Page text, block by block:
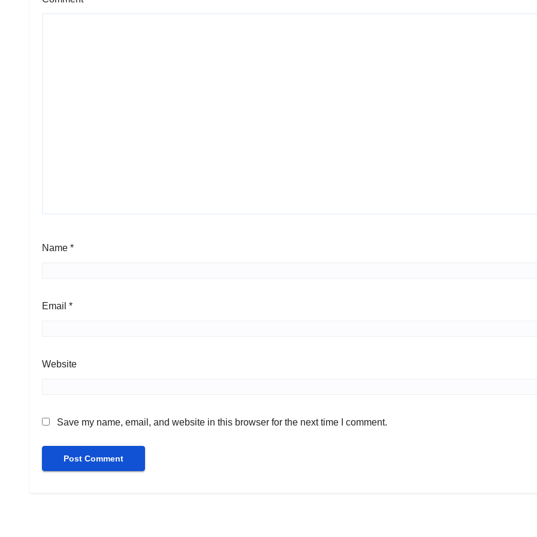
Name *
Email *
Website
Save my name, email, and website in this browser for the next time I comment.